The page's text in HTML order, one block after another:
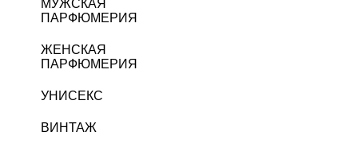
МУЖСКАЯ
ПАРФЮМЕРИЯ
ЖЕНСКАЯ
ПАРФЮМЕРИЯ
УНИСЕКС
ВИНТАЖ